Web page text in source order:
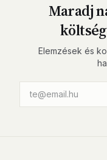
Maradj
Elemzések és